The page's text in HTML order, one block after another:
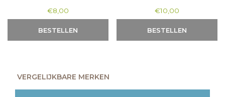
€8,00
BESTELLEN
€10,00
BESTELLEN
VERGELIJKBARE MERKEN